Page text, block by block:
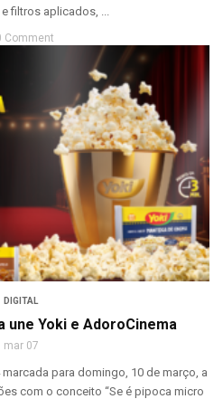
filtros aplicados, ...
Comment
DIGITAL
une Yoki e AdoroCinema
mar 07
para domingo, 10 de março, a
com o conceito “Se é pipoca micro